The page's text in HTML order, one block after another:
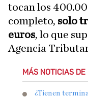
tocan los
completo, solo
euros, lo que
Agencia
MÁS NOTICIAS
¿Tienen